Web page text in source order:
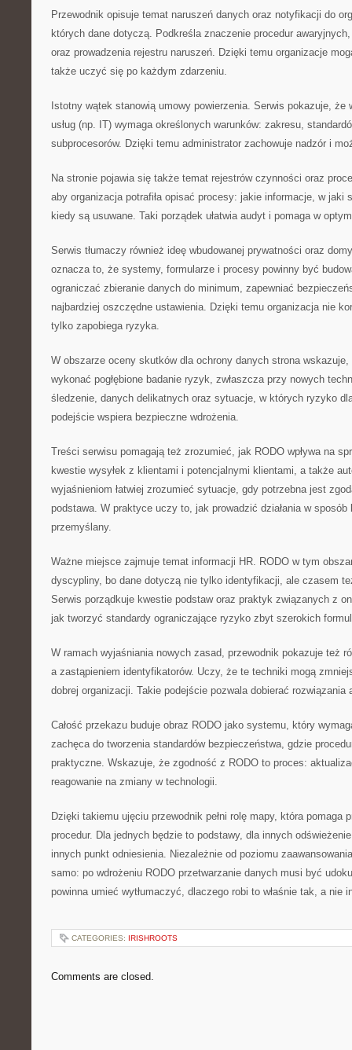
Przewodnik opisuje temat naruszeń danych oraz notyfikacji do
których dane dotyczą. Podkreśla znaczenie procedur
oraz prowadzenia rejestru naruszeń. Dzięki temu organizacje
także uczyć się po każdym zdarzeniu.
Istotny wątek stanowią umowy powierzenia. Serwis pokazuje, że
usług (np. IT) wymaga określonych warunków: zakresu,
subprocesorów. Dzięki temu administrator zachowuje nadzór i
Na stronie pojawia się także temat rejestrów czynności oraz
aby organizacja potrafiła opisać procesy: jakie informacje, w jaki
kiedy są usuwane. Taki porządek ułatwia audyt i pomaga w
Serwis tłumaczy również ideę wbudowanej prywatności oraz
oznacza to, że systemy, formularze i procesy powinny być
ograniczać zbieranie danych do minimum, zapewniać
najbardziej oszczędne ustawienia. Dzięki temu organizacja nie
tylko zapobiega ryzyka.
W obszarze oceny skutków dla ochrony danych strona
wykonać pogłębione badanie ryzyk, zwłaszcza przy nowych
śledzenie, danych delikatnych oraz sytuacje, w których ryzyko
podejście wspiera bezpieczne wdrożenia.
Treści serwisu pomagają też zrozumieć, jak RODO wpływa na
kwestie wysyłek z klientami i potencjalnymi klientami, a także
wyjaśnieniom łatwiej zrozumieć sytuacje, gdy potrzebna jest
podstawa. W praktyce uczy to, jak prowadzić działania w
przemyślany.
Ważne miejsce zajmuje temat informacji HR. RODO w tym
dyscypliny, bo dane dotyczą nie tylko identyfikacji, ale czasem
Serwis porządkuje kwestie podstaw oraz praktyk związanych z
jak tworzyć standardy ograniczające ryzyko zbyt szerokich
W ramach wyjaśniania nowych zasad, przewodnik pokazuje też
a zastąpieniem identyfikatorów. Uczy, że te techniki mogą
dobrej organizacji. Takie podejście pozwala dobierać rozwiązania
Całość przekazu buduje obraz RODO jako systemu, który
zachęca do tworzenia standardów bezpieczeństwa, gdzie
praktyczne. Wskazuje, że zgodność z RODO to proces:
reagowanie na zmiany w technologii.
Dzięki takiemu ujęciu przewodnik pełni rolę mapy, która pomaga
procedur. Dla jednych będzie to podstawy, dla innych
innych punkt odniesienia. Niezależnie od poziomu
samo: po wdrożeniu RODO przetwarzanie danych musi być
powinna umieć wytłumaczyć, dlaczego robi to właśnie tak, a nie
CATEGORIES: IRISHROOTS
Comments are closed.